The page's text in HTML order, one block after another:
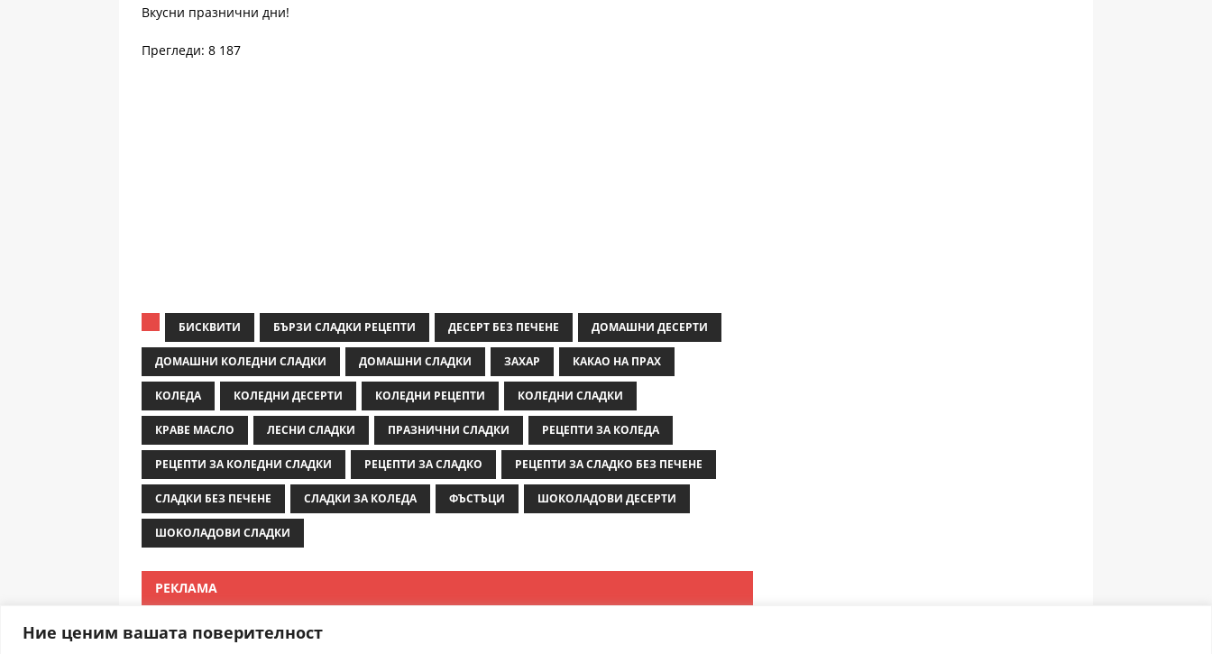
Ние ценим вашата поверителност
Вкусни празнични дни!
Прегледи: 8 187
БИСКВИТИ БЪРЗИ СЛАДКИ РЕЦЕПТИ ДЕСЕРТ БЕЗ ПЕЧЕНЕ ДОМАШНИ ДЕСЕРТИ
ДОМАШНИ КОЛЕДНИ СЛАДКИ ДОМАШНИ СЛАДКИ ЗАХАР КАКАО НА ПРАХ
КОЛЕДА КОЛЕДНИ ДЕСЕРТИ КОЛЕДНИ РЕЦЕПТИ КОЛЕДНИ СЛАДКИ
КРАВЕ МАСЛО ЛЕСНИ СЛАДКИ ПРАЗНИЧНИ СЛАДКИ РЕЦЕПТИ ЗА КОЛЕДА
РЕЦЕПТИ ЗА КОЛЕДНИ СЛАДКИ РЕЦЕПТИ ЗА СЛАДКО РЕЦЕПТИ ЗА СЛАДКО БЕЗ ПЕЧЕНЕ
СЛАДКИ БЕЗ ПЕЧЕНЕ СЛАДКИ ЗА КОЛЕДА ФЪСТЪЦИ ШОКОЛАДОВИ ДЕСЕРТИ
ШОКОЛАДОВИ СЛАДКИ
РЕКЛАМА